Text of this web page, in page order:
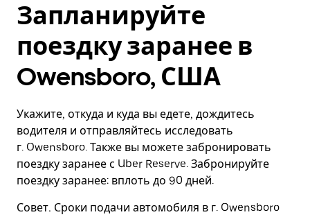
Запланируйте
поездку заранее в
Owensboro, США
Укажите, откуда и куда вы едете, дождитесь
водителя и отправляйтесь исследовать
г. Owensboro. Также вы можете забронировать
поездку заранее с Uber Reserve. Забронируйте
поездку заранее: вплоть до 90 дней.
Совет. Сроки подачи автомобиля в г. Owensboro